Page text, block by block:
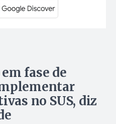
fase de
no SUS, diz